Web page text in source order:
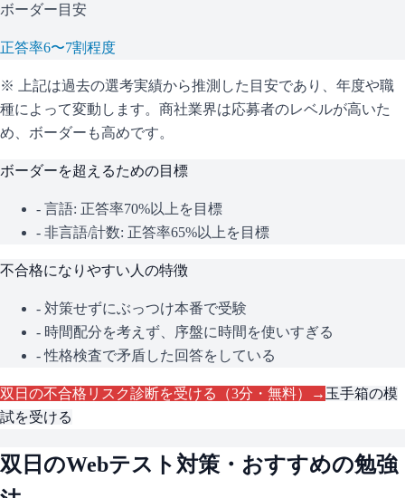
ボーダー目安
正答率6〜7割程度
※ 上記は過去の選考実績から推測した目安であり、年度や職
種によって変動します。 商社業界は応募者のレベルが高いた
め、ボーダーも高めです。
ボーダーを超えるための目標
- 言語: 正答率70%以上を目標
- 非言語/計数: 正答率65%以上を目標
不合格になりやすい人の特徴
- 対策せずにぶっつけ本番で受験
- 時間配分を考えず、序盤に時間を使いすぎる
- 性格検査で矛盾した回答をしている
双日 の不合格リスク診断を受ける（3分・無料）→ 玉手箱の模
試を受ける
双日 のWebテスト対策・おすすめの勉強